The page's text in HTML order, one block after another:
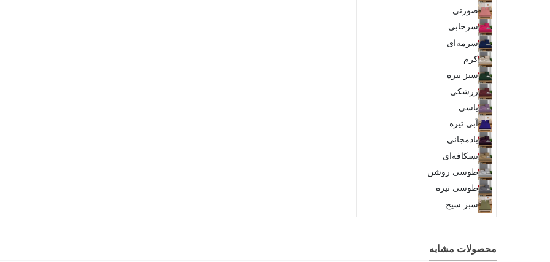
صورتی
سرخابی
سرمه‌ای
کرم
سبز تیره
زرشکی
یاسی
آبی تیره
بادمجانی
نسکافه‌ای
طوسی روشن
طوسی تیره
سبز سیج
محصولات مشابه